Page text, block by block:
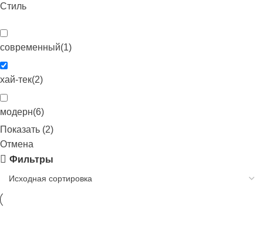
Стиль
современный(1)
хай-тек(2)
модерн(6)
Показать (2)
Отмена
Фильтры